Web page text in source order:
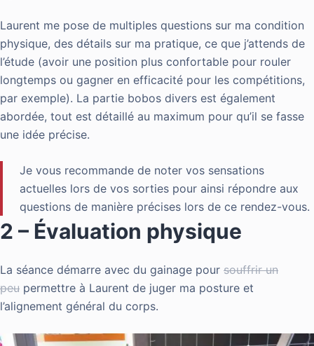
Laurent me pose de multiples questions sur ma condition
physique, des détails sur ma pratique, ce que j’attends de
l’étude (avoir une position plus confortable pour rouler
longtemps ou gagner en efficacité pour les compétitions,
par exemple). La partie bobos divers est également
abordée, tout est détaillé au maximum pour qu’il se fasse
une idée précise.
Je vous recommande de noter vos sensations
actuelles lors de vos sorties pour ainsi répondre aux
questions de manière précises lors de ce rendez-vous.
2 – Évaluation physique
La séance démarre avec du gainage pour souffrir un
peu permettre à Laurent de juger ma posture et
l’alignement général du corps.